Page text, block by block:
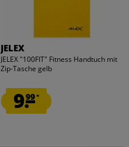
JELEX
JELEX "100FIT" Fitness Handtuch mit
Zip-Tasche gelb
9.99*